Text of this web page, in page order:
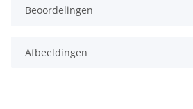
Beoordelingen
Afbeeldingen